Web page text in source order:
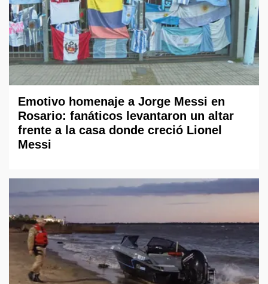
Emotivo homenaje a Jorge Messi en
Rosario: fanáticos levantaron un altar
frente a la casa donde creció Lionel
Messi